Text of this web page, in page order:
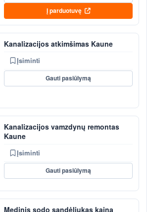
Į parduotuvę
Kanalizacijos atkimšimas Kaune
Įsiminti
Gauti pasiūlymą
Kanalizacijos vamzdynų remontas
Kaune
Įsiminti
Gauti pasiūlymą
Medinis sodo sandėliukas kaina